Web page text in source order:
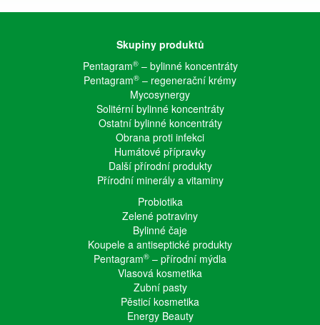
Skupiny produktů
Pentagram®– bylinné koncentráty
Pentagram® – regenerační krémy
Mycosynergy
Solitérní bylinné koncentráty
Ostatní bylinné koncentráty
Obrana proti infekci
Humátové přípravky
Další přírodní produkty
Přírodní minerály a vitaminy
Probiotika
Zelené potraviny
Bylinné čaje
Koupele a antiseptické produkty
Pentagram® – přírodní mýdla
Vlasová kosmetika
Zubní pasty
Pěsticí kosmetika
Energy Beauty